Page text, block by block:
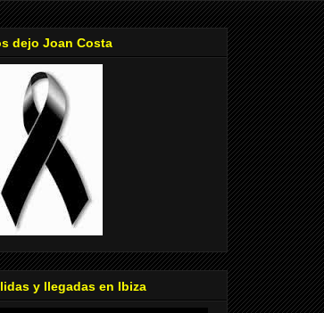
dejo Joan Costa
y llegadas en Ibiza